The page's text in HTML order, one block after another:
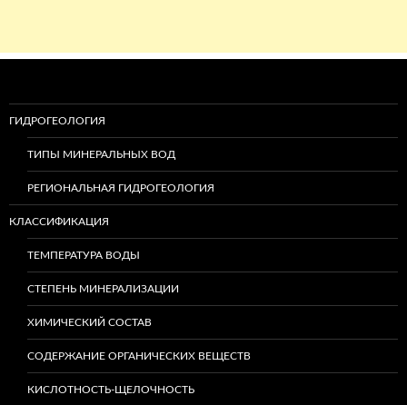
ГИДРОГЕОЛОГИЯ
ТИПЫ МИНЕРАЛЬНЫХ ВОД
РЕГИОНАЛЬНАЯ ГИДРОГЕОЛОГИЯ
КЛАССИФИКАЦИЯ
ТЕМПЕРАТУРА ВОДЫ
СТЕПЕНЬ МИНЕРАЛИЗАЦИИ
ХИМИЧЕСКИЙ СОСТАВ
СОДЕРЖАНИЕ ОРГАНИЧЕСКИХ ВЕЩЕСТВ
КИСЛОТНОСТЬ-ЩЕЛОЧНОСТЬ